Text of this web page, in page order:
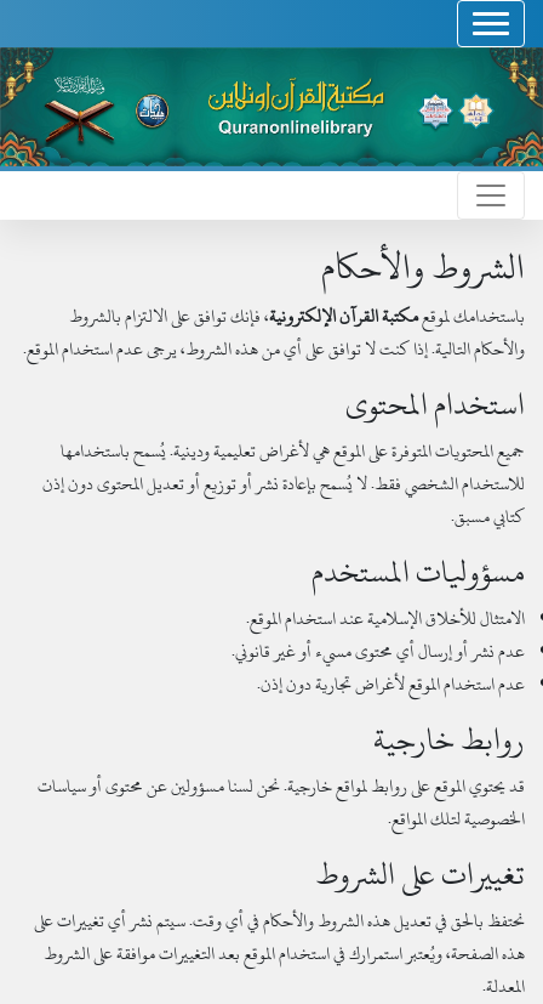
الشروط والأحكام
باستخدامك لموقعمكتبة القرآن الإلكترونية، فإنك توافق على الالتزام بالشروط
والأحكام التالية. إذا كنت لا توافق على أي من هذه الشروط، يرجى عدم استخدام الموقع.
استخدام المحتوى
جميع المحتويات المتوفرة على الموقع هي لأغراض تعليمية ودينية. يُسمح باستخدامها
للاستخدام الشخصي فقط. لا يُسمح بإعادة نشر أو توزيع أو تعديل المحتوى دون إذن
كتابي مسبق.
مسؤوليات المستخدم
الامتثال للأخلاق الإسلامية عند استخدام الموقع.
عدم نشر أو إرسال أي محتوى مسيء أو غير قانوني.
عدم استخدام الموقع لأغراض تجارية دون إذن.
روابط خارجية
قد يحتوي الموقع على روابط لمواقع خارجية. نحن لسنا مسؤولين عن محتوى أو سياسات
الخصوصية لتلك المواقع.
تغييرات على الشروط
نحتفظ بالحق في تعديل هذه الشروط والأحكام في أي وقت. سيتم نشر أي تغييرات على
هذه الصفحة، ويُعتبر استمرارك في استخدام الموقع بعد التغييرات موافقة على الشروط
المعدلة.